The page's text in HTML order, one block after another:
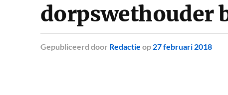
dorpswethouder
Gepubliceerd door Redactie op 27 februari 2018